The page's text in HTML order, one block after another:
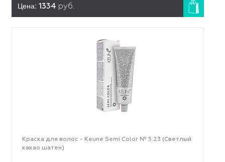
Цена: 1334 руб.
Краска для волос - Keune Semi Color № 5.23 (Светлый
какао шатен)